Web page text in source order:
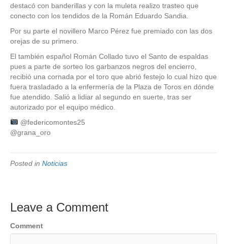
destacó con banderillas y con la muleta realizo trasteo que
conecto con los tendidos de la Román Eduardo Sandia.
Por su parte el novillero Marco Pérez fue premiado con las dos
orejas de su primero.
El también español Román Collado tuvo el Santo de espaldas
pues a parte de sorteo los garbanzos negros del encierro,
recibió una cornada por el toro que abrió festejo lo cual hizo que
fuera trasladado a la enfermería de la Plaza de Toros en dónde
fue atendido. Salió a lidiar al segundo en suerte, tras ser
autorizado por el equipo médico.
@federicomontes25
@grana_oro
Posted in Noticias
Leave a Comment
Comment